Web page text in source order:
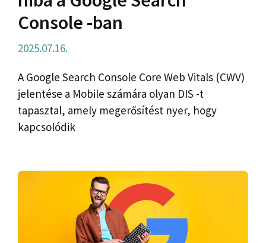
Console -ban
2025.07.16.
A Google Search Console Core Web Vitals (CWV)
jelentése a Mobile számára olyan DIS -t
tapasztal, amely megerősítést nyer, hogy
kapcsolódik